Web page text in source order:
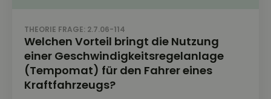
THEORIE FRAGE: 2.7.06-114
Welchen Vorteil bringt die Nutzung
einer Geschwindigkeitsregelanlage
(Tempomat) für den Fahrer eines
Kraftfahrzeugs?